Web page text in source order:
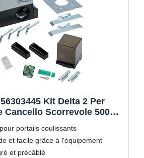
Kit Delta 2 Per
Cancello Scorrevole 500Kg
portails coulissants
et facile grâce à l'équipement
et précâblé